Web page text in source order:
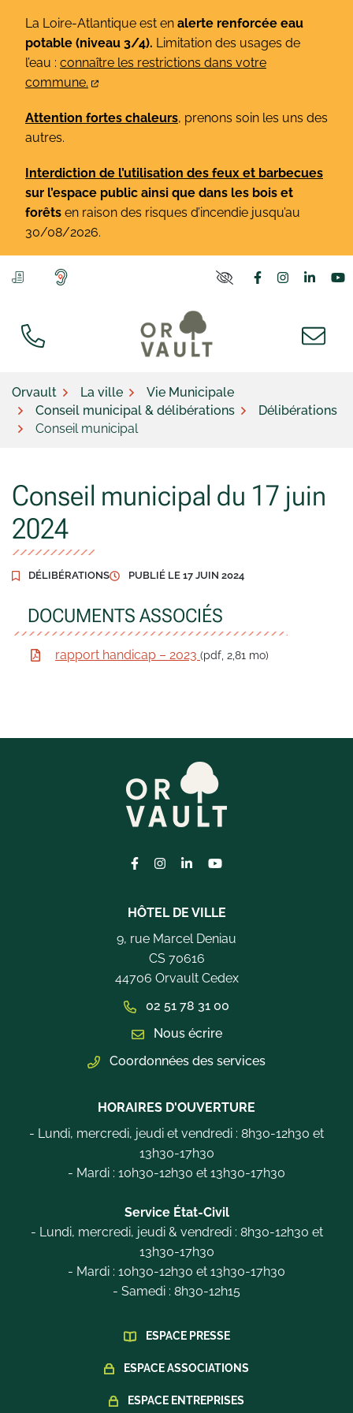
contenu
La Loire-Atlantique est en alerte renforcée eau
potable (niveau 3/4). Limitation des usages de
l’eau : connaître les restrictions dans votre
commune.
Attention fortes chaleurs, prenons soin les uns des
autres.
Interdiction de l’utilisation des feux et barbecues
sur l’espace public ainsi que dans les bois et
forêts en raison des risques d’incendie jusqu’au
30/08/2026.
Lien vers le
Lien vers
Lien
Orvault La ville
Vie Municipale
Conseil municipal & délibérations
Délibérations
Conseil municipal
Conseil municipal du 17 juin
2024
DÉLIBÉRATIONS PUBLIÉ LE 17 JUIN 2024
DOCUMENTS ASSOCIÉS
rapport handicap – 2023 (pdf, 2,81 mo)
Lien vers le compte Facebook
Lien vers le compte Instagram
Lien vers le compte Linkedin
Lien vers la chaîne
HÔTEL DE VILLE
9, rue Marcel Deniau
CS 70616
44706 Orvault Cedex
02 51 78 31 00
Nous écrire
Coordonnées des services
HORAIRES D'OUVERTURE
- Lundi, mercredi, jeudi et vendredi : 8h30-12h30 et
13h30-17h30
- Mardi : 10h30-12h30 et 13h30-17h30
Service État-Civil
- Lundi, mercredi, jeudi & vendredi : 8h30-12h30 et
13h30-17h30
- Mardi : 10h30-12h30 et 13h30-17h30
- Samedi : 8h30-12h15
ESPACE PRESSE
ESPACE ASSOCIATIONS
ESPACE ENTREPRISES